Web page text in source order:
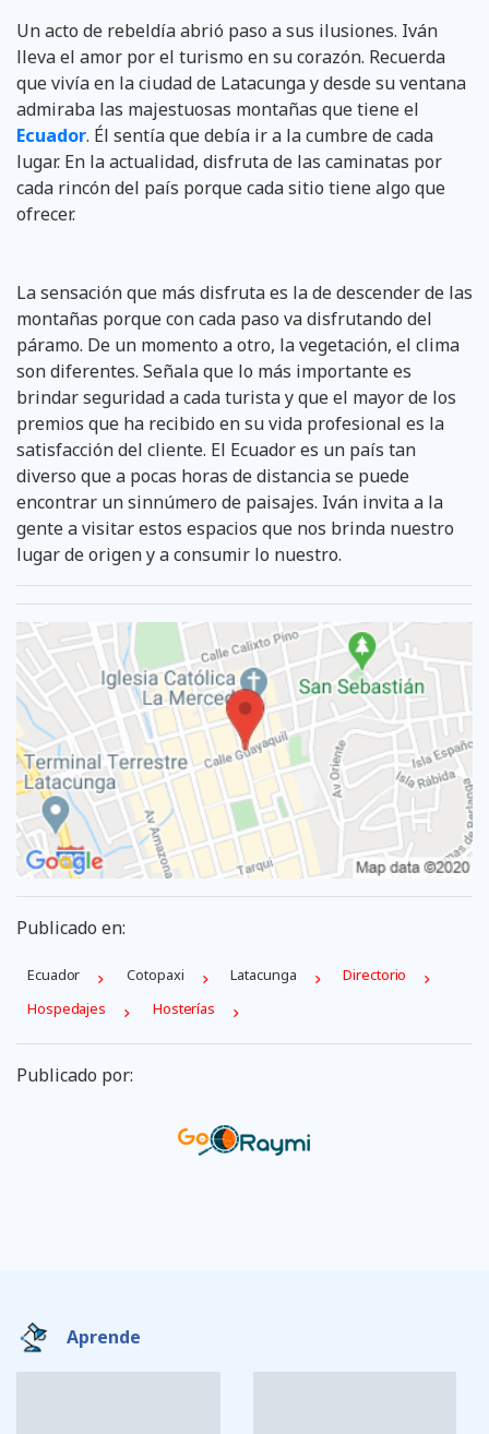
Un acto de rebeldía abrió paso a sus ilusiones. Iván
lleva el amor por el turismo en su corazón. Recuerda
que vivía en la ciudad de Latacunga y desde su ventana
admiraba las majestuosas montañas que tiene el
Ecuador. Él sentía que debía ir a la cumbre de cada
lugar. En la actualidad, disfruta de las caminatas por
cada rincón del país porque cada sitio tiene algo que
ofrecer.
La sensación que más disfruta es la de descender de las
montañas porque con cada paso va disfrutando del
páramo. De un momento a otro, la vegetación, el clima
son diferentes. Señala que lo más importante es
brindar seguridad a cada turista y que el mayor de los
premios que ha recibido en su vida profesional es la
satisfacción del cliente. El Ecuador es un país tan
diverso que a pocas horas de distancia se puede
encontrar un sinnúmero de paisajes. Iván invita a la
gente a visitar estos espacios que nos brinda nuestro
lugar de origen y a consumir lo nuestro.
Publicado en:
Ecuador Cotopaxi Latacunga
Directorio
Hospedajes
Hosterías
Publicado por:
Aprende